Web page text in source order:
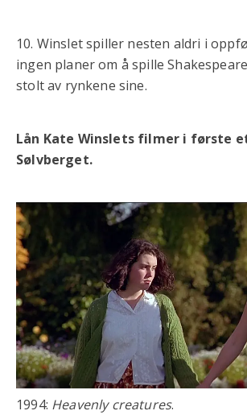
10. Winslet spiller nesten aldri i
ingen planer om å spille
stolt av rynkene sine.
Lån Kate Winslets filmer i første
Sølvberget.
1994: Heavenly creatures.